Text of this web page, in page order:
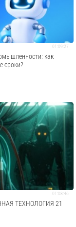
01:09:27
как
сроки?
01:08:46
ТЕХНОЛОГИЯ 21